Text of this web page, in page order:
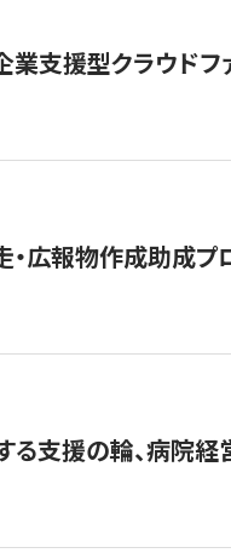
支援型クラウドフ
広報物作成助成プ
る支援の輪、病院